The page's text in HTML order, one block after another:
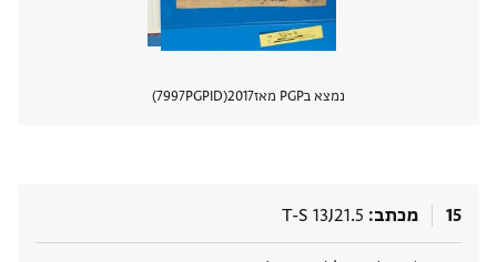
נמצא בPGP מאז 2017
PGPID
7997
15 מכתב T-S 13J21.5